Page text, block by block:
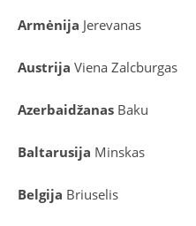
Armėnija Jerevanas
Austrija Viena Zalcburgas
Azerbaidžanas Baku
Baltarusija Minskas
Belgija Briuselis